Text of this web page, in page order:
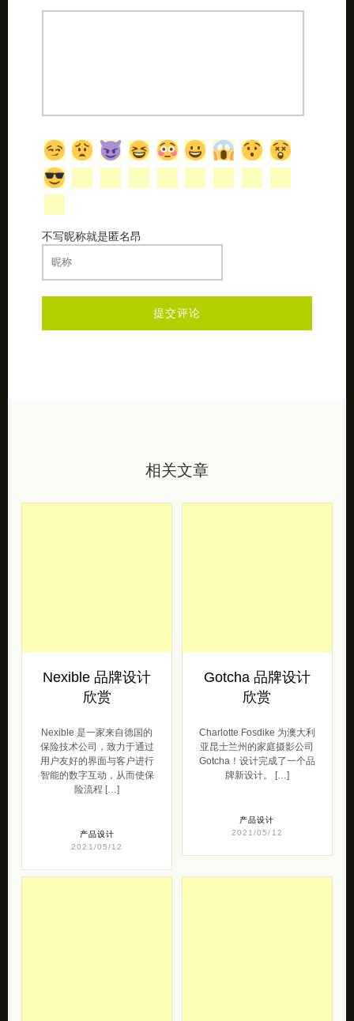
不写昵称就是匿名昂
相关文章
Nexible 品牌设计
欣赏
Nexible 是一家来自德国的
保险技术公司，致力于通过
用户友好的界面与客户进行
智能的数字互动，从而使保
险流程 […]
产品设计
2021/05/12
Gotcha 品牌设计
欣赏
Charlotte Fosdike 为澳大利
亚昆士兰州的家庭摄影公司
Gotcha！设计完成了一个品
牌新设计。 […]
产品设计
2021/05/12